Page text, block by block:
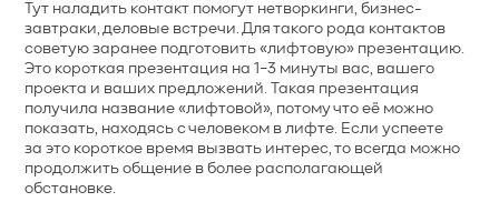
Тут наладить контакт помогут нетворкинги, бизнес-
завтраки, деловые встречи. Для такого рода контактов
советую заранее подготовить «лифтовую» презентацию.
Это короткая презентация на 1−3 минуты вас, вашего
проекта и ваших предложений. Такая презентация
получила название «лифтовой», потому что её можно
показать, находясь с человеком в лифте. Если успеете
за это короткое время вызвать интерес, то всегда можно
продолжить общение в более располагающей
обстановке.